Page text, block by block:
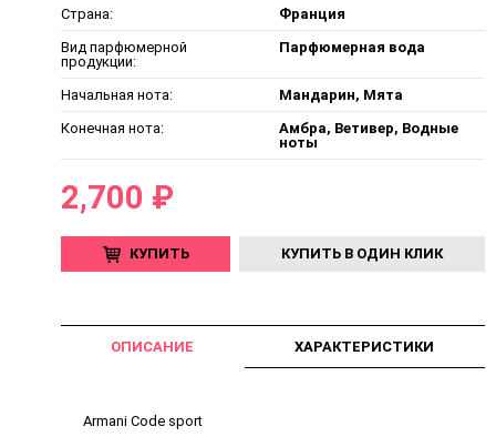
Страна:
Франция
Вид парфюмерной
продукции:
Парфюмерная вода
Начальная нота:
Мандарин, Мята
Конечная нота:
Амбра, Ветивер, Водные
ноты
2,700 ₽
КУПИТЬ КУПИТЬ В ОДИН КЛИК
ОПИСАНИЕ ХАРАКТЕРИСТИКИ
Armani Code sport